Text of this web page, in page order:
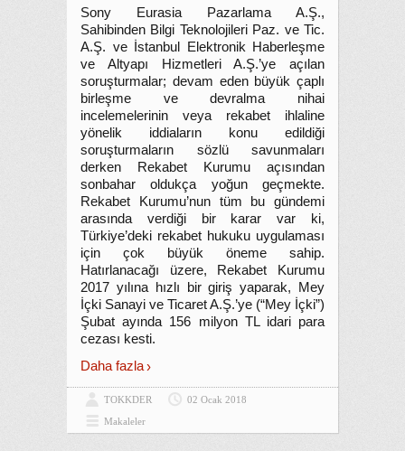
Sony Eurasia Pazarlama A.Ş.,
Sahibinden Bilgi Teknolojileri Paz. ve Tic.
A.Ş. ve İstanbul Elektronik Haberleşme
ve Altyapı Hizmetleri A.Ş.’ye açılan
soruşturmalar; devam eden büyük çaplı
birleşme ve devralma nihai
incelemelerinin veya rekabet ihlaline
yönelik iddiaların konu edildiği
soruşturmaların sözlü savunmaları
derken Rekabet Kurumu açısından
sonbahar oldukça yoğun geçmekte.
Rekabet Kurumu’nun tüm bu gündemi
arasında verdiği bir karar var ki,
Türkiye’deki rekabet hukuku uygulaması
için çok büyük öneme sahip.
Hatırlanacağı üzere, Rekabet Kurumu
2017 yılına hızlı bir giriş yaparak, Mey
İçki Sanayi ve Ticaret A.Ş.’ye (“Mey İçki”)
Şubat ayında 156 milyon TL idari para
cezası kesti.
Daha fazla
TOKKDER
02 Ocak 2018
Makaleler